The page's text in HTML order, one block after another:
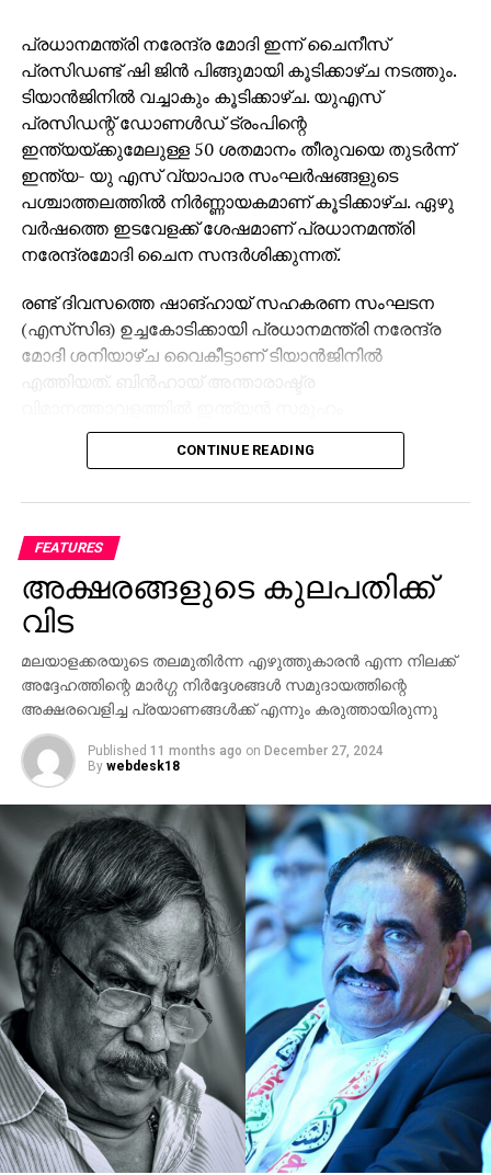
സഹായിക്കാനാണ്. അതിനിടെയാണ് എസ് ഐ ആര്‍
മറയാക്കി സിപിഎം കള്ളവോട്ട് ചേര്‍ക്കലും, വോട്ടു
നിഷേധിക്കലും നടത്തുന്നത്. ബിജെപിയെപ്പോലെ
സിപിഎമ്മിന്റെ കപട മതേതരവാദവും ജനാധിപത്യ
സംവിധാനത്തിന് ശാപമാണ്. രാഷ്ട്രീപക്ഷപാത
നിലപാടിന്റെ പേരില്‍ സിപിഎമ്മിന്റെ ഭീഷണിയാണ്
പയ്യന്നൂരില്‍ ബിഎല്‍ഒയുടെ ആത്മഹത്യയ്ക്ക്
കാരണമെന്നും കെസി വേണുഗോപാല്‍ പറഞ്ഞു.
പ്രധാനമന്ത്രി നരേന്ദ്ര മോദി ഇന്ന് ചൈനീസ്
പ്രസിഡണ്ട് ഷി ജിൻ പിങ്ങുമായി കൂടിക്കാഴ്ച നടത്തും.
ടിയാൻജിനിൽ വച്ചാകും കൂടിക്കാഴ്ച. യുഎസ്
പ്രസിഡന്റ് ഡോണൾഡ് ട്രംപിന്റെ
ഇന്ത്യയ്ക്കുമേലുള്ള 50 ശതമാനം തീരുവയെ തുടർന്ന്
ഇന്ത്യ- യു എസ് വ്യാപാര സംഘർഷങ്ങളുടെ
പശ്ചാത്തലത്തിൽ നിർണ്ണായകമാണ് കൂടിക്കാഴ്ച. ഏഴു
വർഷത്തെ ഇടവേളക്ക് ശേഷമാണ് പ്രധാനമന്ത്രി
നരേന്ദ്രമോദി ചൈന സന്ദർശിക്കുന്നത്.
രണ്ട് ദിവസത്തെ ഷാങ്ഹായ് സഹകരണ സംഘടന
(എസ്‌സി‌ഒ) ഉച്ചകോടിക്കായി പ്രധാനമന്ത്രി നരേന്ദ്ര
മോദി ശനിയാഴ്ച വൈകീട്ടാണ് ടിയാൻജിനിൽ
എത്തിയത്. ബിൻഹായ് അന്താരാഷ്ട്ര
നരേന്ദ്രമോദിയ്ക്ക് ഊഷ്മള സ്വീകരണം നൽകി. 2020
ലെ ഗാൽവാൻ താഴ്‌വരയിലെ
സ്ഥിരതയിലും സഹകരണം വർധിപ്പിക്കുന്നതിനുമുള്ള
തീരുമാനങ്ങൾ സന്ദർശനത്തിനിടയിൽ ഉണ്ടാകും
എന്നാണ് പ്രതീക്ഷിക്കുന്നത്.
രണ്ട് പ്രധാന സമ്പദ്‌വ്യവസ്ഥകളായ ഇന്ത്യയും
ചൈനയും ലോക സാമ്പത്തിക ക്രമത്തിൽ സ്ഥിരത
കൈവരിക്കുന്നതിന് ഒരുമിച്ച് പ്രവർത്തിക്കേണ്ടത്
പ്രധാനമാണെന്ന് സന്ദർശനത്തിനു മുൻപായി ജപ്പാൻ
മാധ്യമത്തിനു നൽകിയ അഭിമുഖത്തിൽ പ്രധാനമന്ത്രി
പറഞ്ഞു.
CONTINUE READING
FEATURES
അക്ഷരങ്ങളുടെ കുലപതിക്ക്
വിട
മലയാളക്കരയുടെ തലമുതിര്‍ന്ന എഴുത്തുകാരന്‍ എന്ന നിലക്ക്
അദ്ദേഹത്തിന്റെ മാര്‍ഗ്ഗ നിര്‍ദ്ദേശങ്ങള്‍ സമുദായത്തിന്റെ
അക്ഷരവെളിച്ച പ്രയാണങ്ങള്‍ക്ക് എന്നും കരുത്തായിരുന്നു
Published 11 months ago on December 27, 2024
By webdesk18